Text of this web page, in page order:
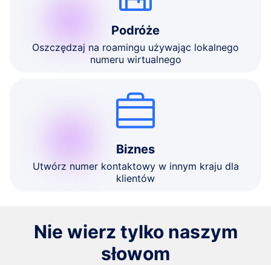
Podróże
Oszczędzaj na roamingu używając lokalnego
numeru wirtualnego
Biznes
Utwórz numer kontaktowy w innym kraju dla
klientów
Nie wierz tylko naszym
słowom